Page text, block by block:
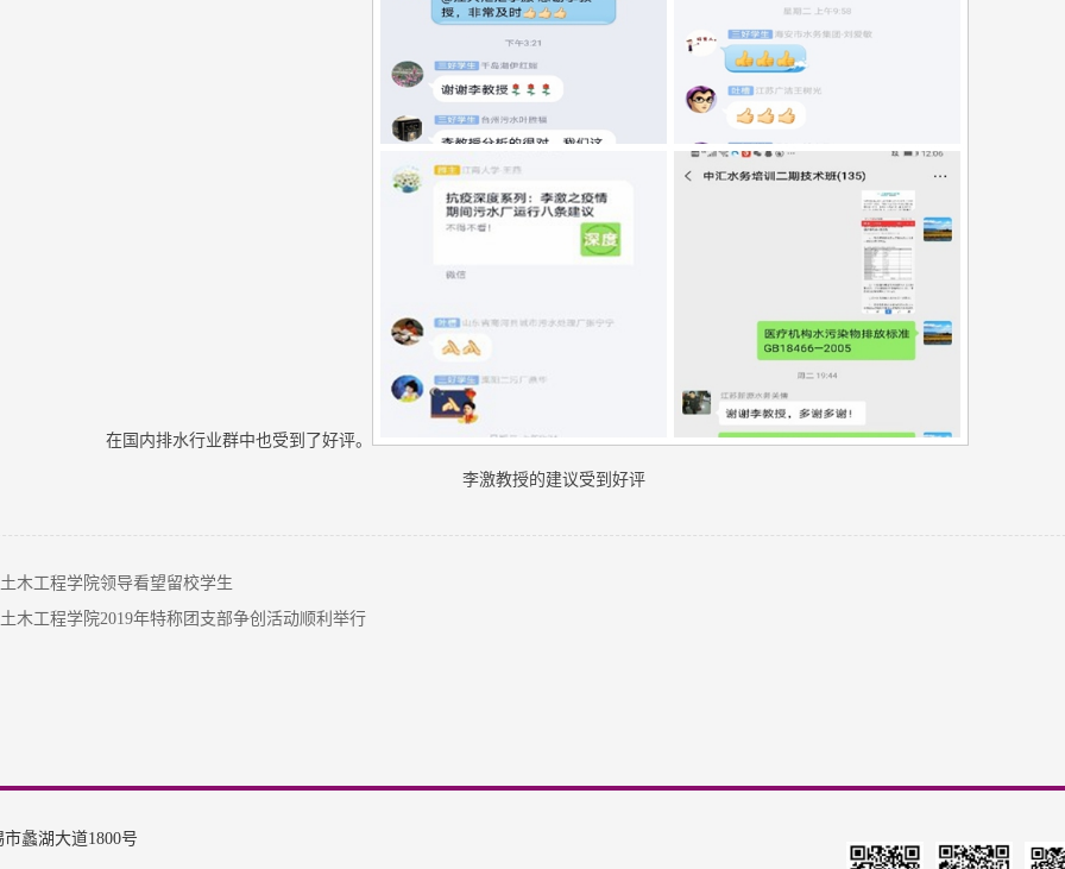
在国内排水行业群中也受到了好评。
李激教授的建议受到好评
木工程学院领导看望留校学生
木工程学院2019年特称团支部争创活动顺利举行
蠡湖大道1800号